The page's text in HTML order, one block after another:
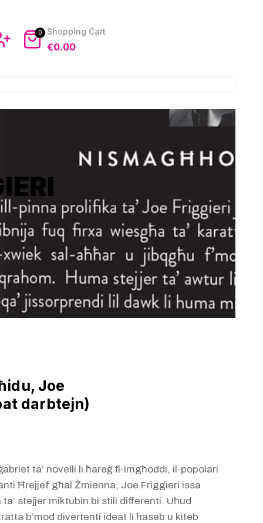
0
€0.00
Joe
darbtejn)
ta’ novelli li ħareġ fl-imgħoddi, il-popolari
Ħrejjef għal Żmienna, Joe Friggieri issa
stejjer miktubin bi stili differenti. Uħud
b’mod divertenti ideat li ħaseb u kiteb